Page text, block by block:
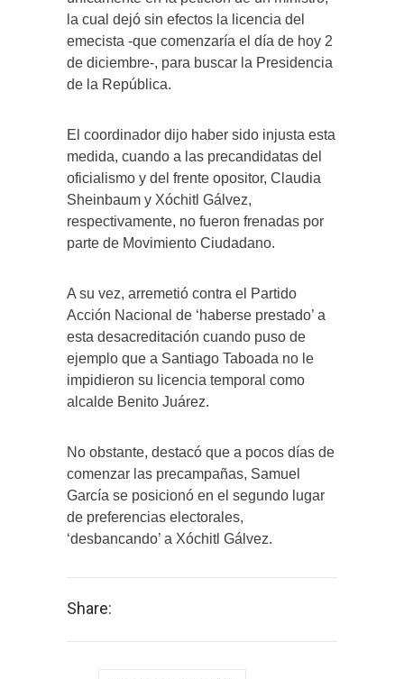
la cual dejó sin efectos la licencia del
emecista -que comenzaría el día de hoy 2
de diciembre-, para buscar la Presidencia
de la República.
El coordinador dijo haber sido injusta esta
medida, cuando a las precandidatas del
oficialismo y del frente opositor, Claudia
Sheinbaum y Xóchitl Gálvez,
respectivamente, no fueron frenadas por
parte de Movimiento Ciudadano.
A su vez, arremetió contra el Partido
Acción Nacional de ‘haberse prestado’ a
esta desacreditación cuando puso de
ejemplo que a Santiago Taboada no le
impidieron su licencia temporal como
alcalde Benito Juárez.
No obstante, destacó que a pocos días de
comenzar las precampañas, Samuel
García se posicionó en el segundo lugar
de preferencias electorales,
‘desbancando’ a Xóchitl Gálvez.
Share: